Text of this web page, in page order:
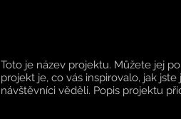
Toto je název projektu. Můžete jej
projekt je, co vás inspirovalo, jak
návštěvníci věděli. Popis projektu